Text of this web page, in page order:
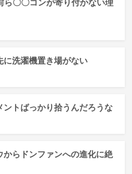
〇〇コンが寄り付かない理
に洗濯機置き場がない
トばっかり拾うんだろうな
からドンファンへの進化に絶